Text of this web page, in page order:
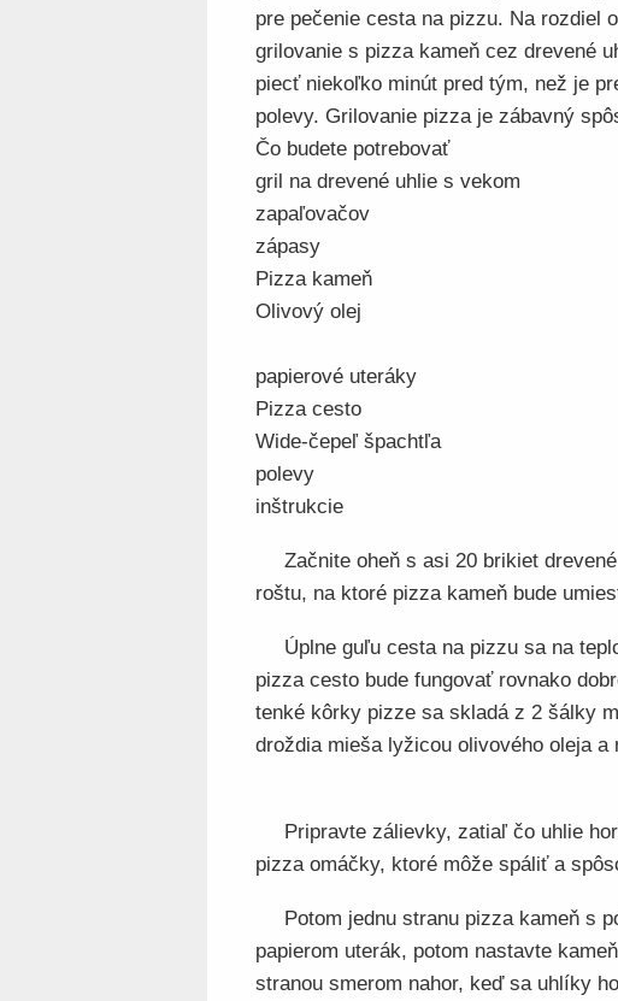
pre pečenie cesta na pizzu. Na rozdiel
grilovanie s pizza kameň cez drevené
piecť niekoľko minút pred tým, než je
polevy. Grilovanie pizza je zábavný
Čo budete potrebovať
gril na drevené uhlie s vekom
zapaľovačov
zápasy
Pizza kameň
Olivový olej
papierové uteráky
Pizza cesto
Wide-čepeľ špachtľa
polevy
inštrukcie
Začnite oheň s asi 20 brikiet
roštu, na ktoré pizza kameň bude
Úplne guľu cesta na pizzu sa na
pizza cesto bude fungovať rovnako
tenké kôrky pizze sa skladá z 2 šálky
droždia mieša lyžicou olivového oleja
Pripravte zálievky, zatiaľ čo uhlie
pizza omáčky, ktoré môže spáliť a
Potom jednu stranu pizza kameň s
papierom uterák, potom nastavte
stranou smerom nahor, keď sa uhlíky